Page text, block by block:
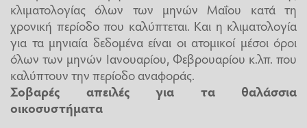
κλιματολογίας όλων των μηνών Μαΐου κατά τη
χρονική περίοδο που καλύπτεται. Και η κλιματολογία
για τα μηνιαία δεδομένα είναι οι ατομικοί μέσοι όροι
όλων των μηνών Ιανουαρίου, Φεβρουαρίου κ.λπ. που
καλύπτουν την περίοδο αναφοράς.
Σοβαρές απειλές για τα θαλάσσια
οικοσυστήματα